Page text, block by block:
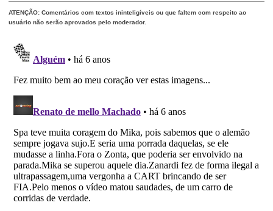
ATENÇÃO: Comentários com textos ininteligíveis ou que faltem com respeito ao
usuário não serão aprovados pelo moderador.